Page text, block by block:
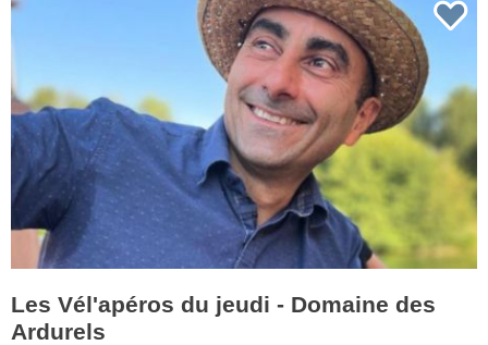
Les Vél'apéros du jeudi - Domaine des
Ardurels